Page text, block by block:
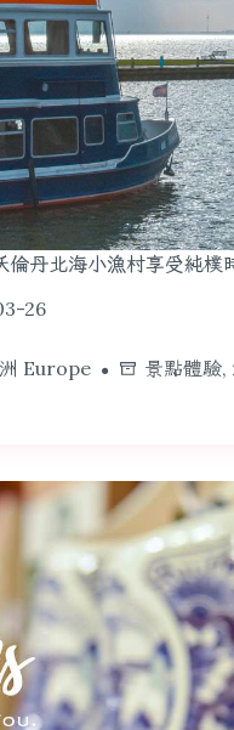
倫丹北海小漁村享受純樸
26
Europe 景點體驗,